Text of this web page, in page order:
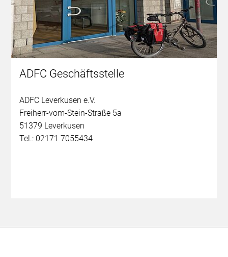
ADFC Geschäftsstelle
ADFC Leverkusen e.V.
Freiherr-vom-Stein-Straße 5a
51379 Leverkusen
Tel.: 02171 7055434